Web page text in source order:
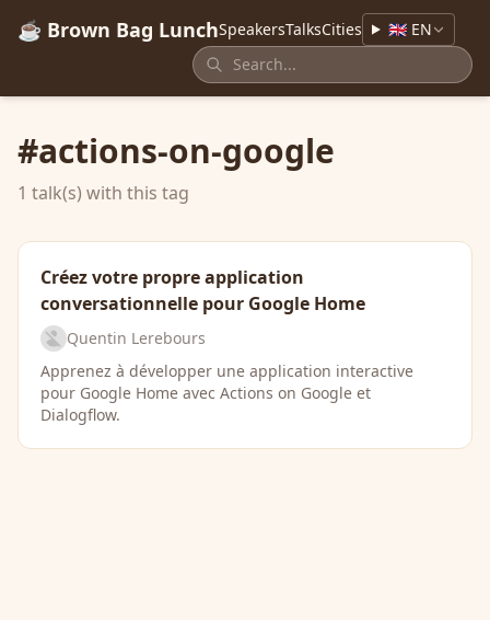
☕ Brown Bag LunchSpeakersTalksCities 🇬🇧 EN
#actions-on-google
1 talk(s) with this tag
Créez votre propre application
conversationnelle pour Google Home
Quentin Lerebours
Apprenez à développer une application interactive
pour Google Home avec Actions on Google et
Dialogflow.